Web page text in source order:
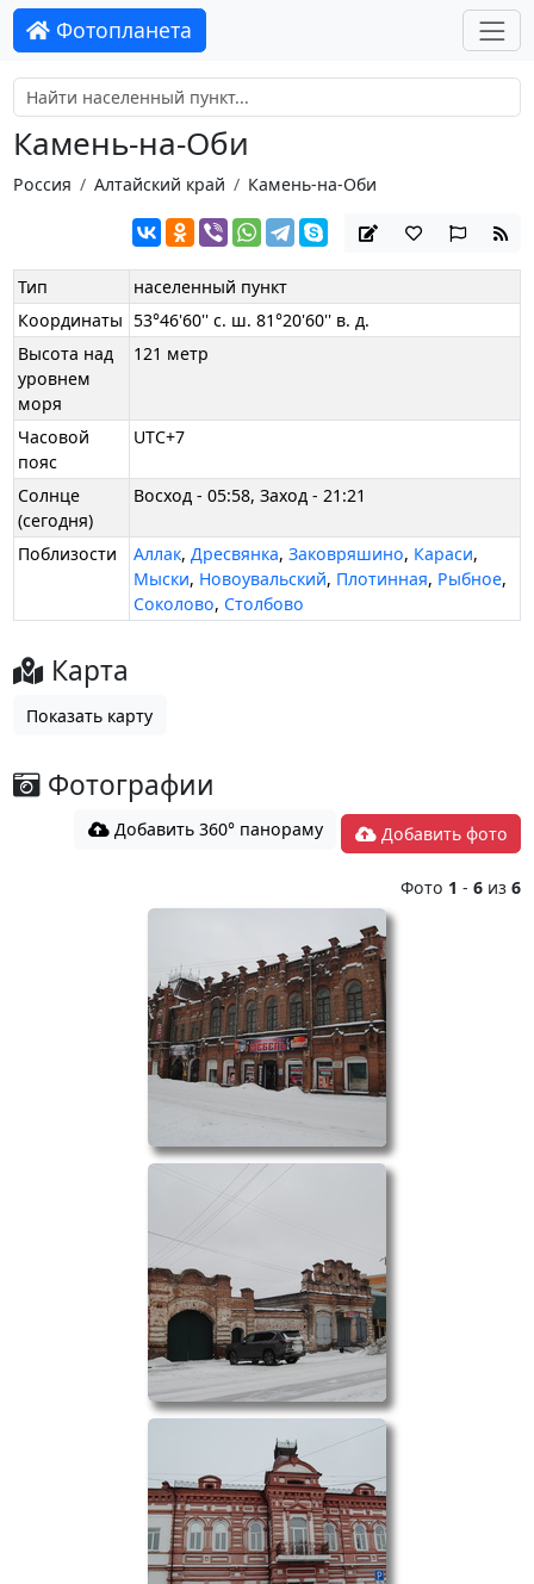
Фотопланета
Камень-на-Оби
Россия Алтайский край Камень-на-Оби
Тип
населенный пункт
Координаты 53°46'60'' с. ш. 81°20'60'' в. д.
Высота над
уровнем
моря
121 метр
Часовой
пояс
UTC+7
Солнце
(сегодня)
Восход - 05:58, Заход - 21:21
Поблизости Аллак,Дресвянка,Заковряшино, Караси,
Мыски, Новоувальский, Плотинная, Рыбное,
Соколово, Столбово
Карта
Показать карту
Фотографии
Добавить 360° панораму Добавить фото
Фото 1 -6 из6